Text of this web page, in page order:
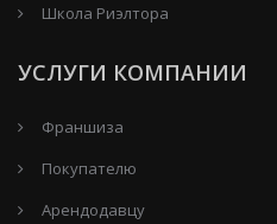
Школа Риэлтора
УСЛУГИ КОМПАНИИ
Франшиза
Покупателю
Арендодавцу